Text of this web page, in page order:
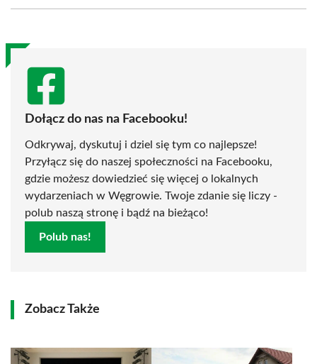
(Twitter)
Dołącz do nas na Facebooku!
Odkrywaj, dyskutuj i dziel się tym co najlepsze!
Przyłącz się do naszej społeczności na Facebooku,
gdzie możesz dowiedzieć się więcej o lokalnych
wydarzeniach w Węgrowie. Twoje zdanie się liczy -
polub naszą stronę i bądź na bieżąco!
Polub nas!
Zobacz Także